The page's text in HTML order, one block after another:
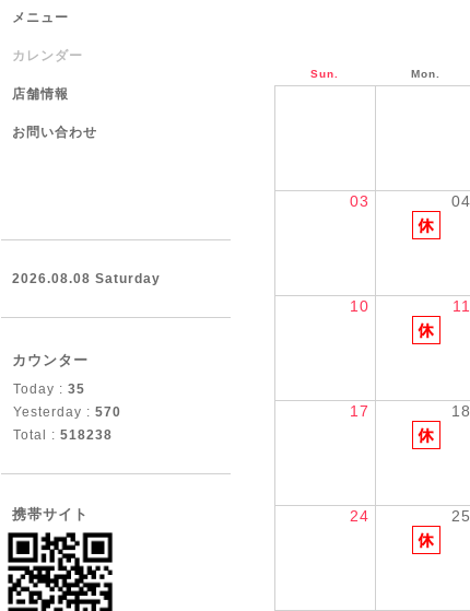
Sun. Mon.
03 04
10 11
17 18
24 25
メニュー
カレンダー
店舗情報
お問い合わせ
2026.08.08 Saturday
カウンター
Today : 35
Yesterday : 570
Total : 518238
携帯サイト